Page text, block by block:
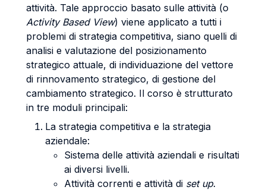
attività. Tale approccio basato sulle attività (o
Activity Based View) viene applicato a tutti i
problemi di strategia competitiva, siano quelli di
analisi e valutazione del posizionamento
strategico attuale, di individuazione del vettore
di rinnovamento strategico, di gestione del
cambiamento strategico. Il corso è strutturato
in tre moduli principali:
La strategia competitiva e la strategia
aziendale:
Sistema delle attività aziendali e risultati
ai diversi livelli.
Attività correnti e attività di set up.